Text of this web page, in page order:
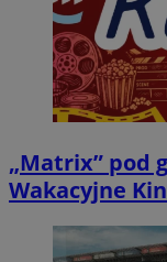
„Matrix” pod
Wakacyjne